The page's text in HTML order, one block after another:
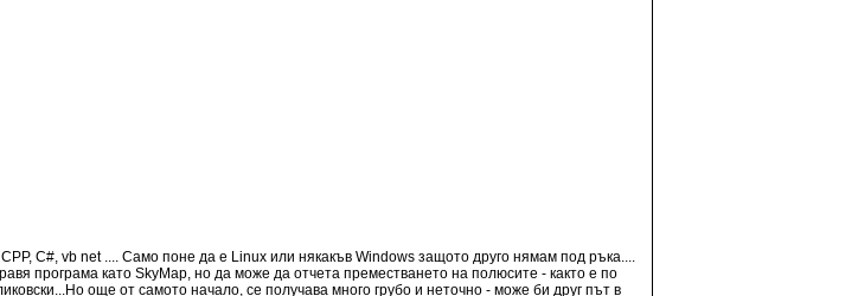
C#, vb net .... Само поне да е Linux или някакъв Windows защото друго нямам под ръка....
програма като SkyMap, но да може да отчета преместването на полюсите - както е по
още от самото начало, се получава много грубо и неточно - може би друг път в